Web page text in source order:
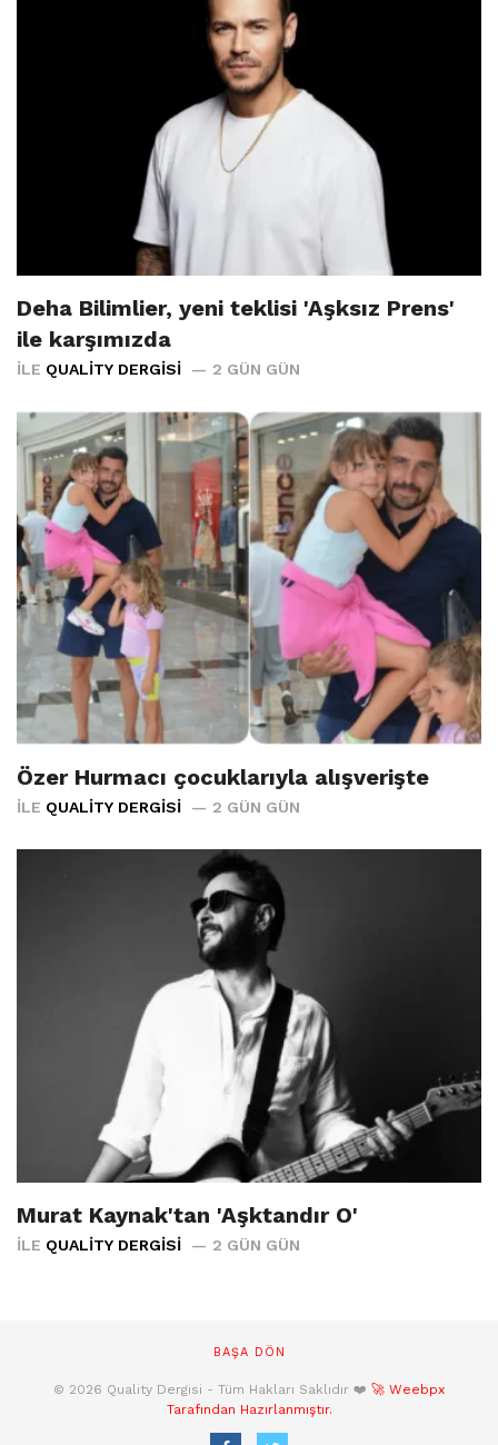
Deha Bilimlier, yeni teklisi 'Aşksız Prens'
ile karşımızda
İLE QUALITY DERGISI 2 GÜN GÜN
Özer Hurmacı çocuklarıyla alışverişte
İLE QUALITY DERGISI 2 GÜN GÜN
Murat Kaynak'tan 'Aşktandır O'
İLE QUALITY DERGISI 2 GÜN GÜN
BAŞA DÖN
© 2026 Quality Dergisi - Tüm Hakları Saklıdır ❤️ 🚀 Weebpx
Tarafından Hazırlanmıştır.